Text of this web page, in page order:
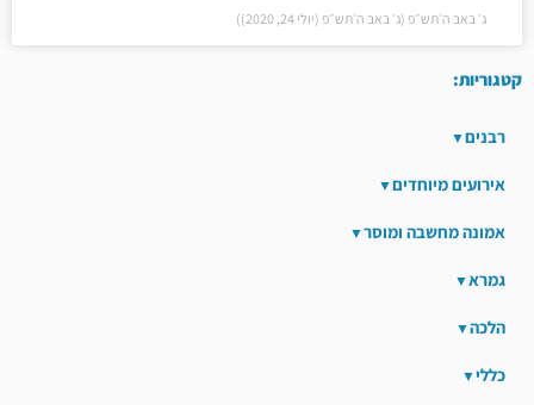
ג׳ באב ה׳תש״פ (ג׳ באב ה׳תש״פ (יולי 24, 2020))
קטגוריות:
רבנים
אירועים מיוחדים
אמונה מחשבה ומוסר
גמרא
הלכה
כללי